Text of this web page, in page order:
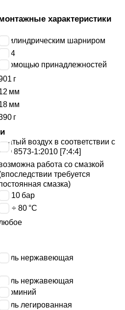
характеристики
с цилиндрическим шарниром
G1/4
с помощью принадлежностей
г
мм
мм
г
воздух в соответствии с
8573-1:2010 [7:4:4]
работа со смазкой
требуется
смазка)
1 ÷ 10 бар
-20 ÷ 80 °C
сталь нержавеющая
сталь нержавеющая
алюминий
сталь легированная